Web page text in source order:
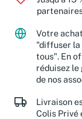
Votre
"diffuser la
tous". En
réduisez
de nos
Livraison
Colis Privé